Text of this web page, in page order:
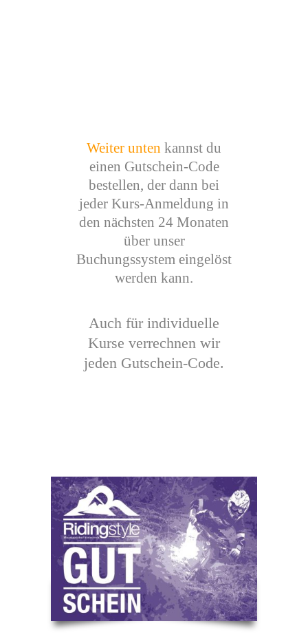
Weiter unten kannst du
einen Gutschein-Code
bestellen, der dann bei
jeder Kurs-Anmeldung in
den nächsten 24 Monaten
über unser
Buchungssystem eingelöst
werden kann.
Auch für individuelle
Kurse verrechnen wir
jeden Gutschein-Code.